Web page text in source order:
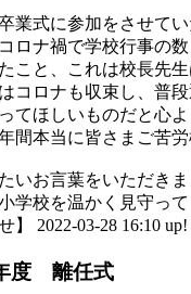
業式に参加をさせてい
ロナ禍で学校行事の数
こと、これは校長先
コロナも収束し、普
てほしいものだと心よ
間本当に皆さまご苦労
いお言葉をいただきま
学校を温かく見守って
】 2022-03-28 16:10 up!
度 離任式